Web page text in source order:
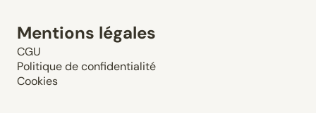
Mentions légales
CGU
Politique de confidentialité
Cookies